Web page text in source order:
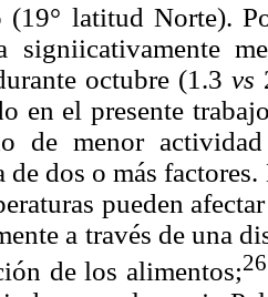
(19° latitud Norte).
signiicativamente
octubre (1.3 vs
en el presente
de menor
dos o más
pueden
a través de una
de los alimentos;26